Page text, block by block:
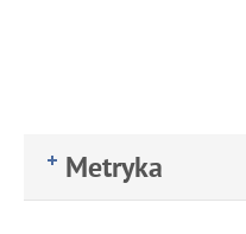
Metryka